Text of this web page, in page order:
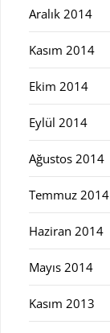
Aralık 2014
Kasım 2014
Ekim 2014
Eylül 2014
Ağustos 2014
Temmuz 2014
Haziran 2014
Mayıs 2014
Kasım 2013